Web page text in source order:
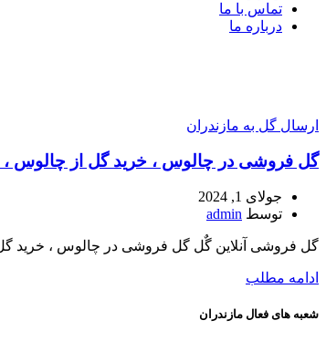
تماس با ما
درباره ما
ارسال گل به مازندران
گل فروشی در چالوس ، خرید گل از چالوس
جولای 1, 2024
توسط admin
گل فروشی آنلاین گٌل گل فروشی در چالوس ، خرید
ادامه مطلب
شعبه های فعال مازندران